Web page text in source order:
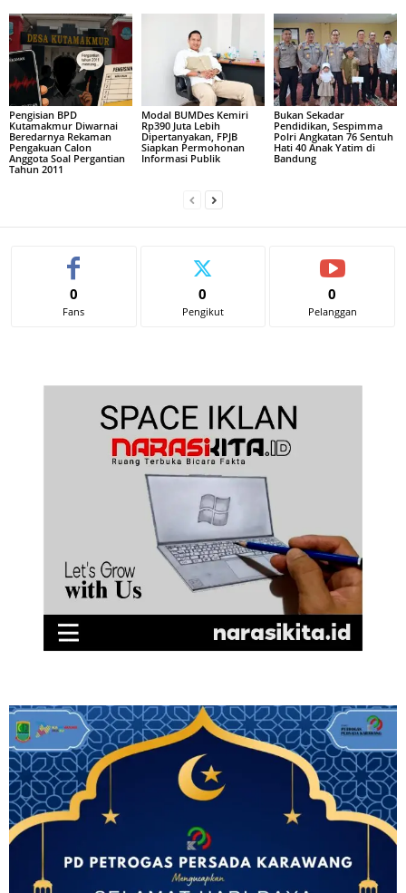
Pengisian BPD
Kutamakmur Diwarnai
Beredarnya Rekaman
Pengakuan Calon
Anggota Soal Pergantian
Tahun 2011
Modal BUMDes Kemiri
Rp390 Juta Lebih
Dipertanyakan, FPJB
Siapkan Permohonan
Informasi Publik
Bukan Sekadar
Pendidikan, Sespimma
Polri Angkatan 76 Sentuh
Hati 40 Anak Yatim di
Bandung
0
Fans
0
Pengikut
0
Pelanggan